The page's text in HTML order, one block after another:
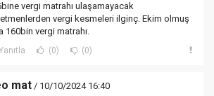
vergi matrahı ulaşamayacak
vergi kesmeleri ilginç. Ekim olmuş
160bin vergi matrahı.
(0) (0)
mat/ 10/10/2024 16:40